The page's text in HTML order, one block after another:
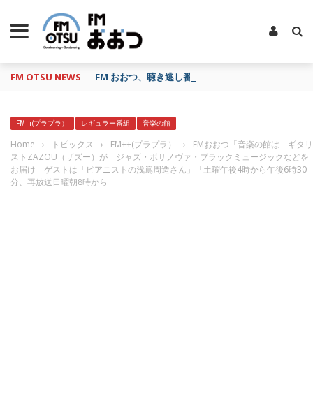
FM OTSU NEWS FM おおつ、聴き逃し番組配信サービス「shelfs」
FM++(プラプラ） レギュラー番組 音楽の館
Home › トピックス › FM++(プラプラ） ›
FMおおつ「音楽の館は ギタリ
ストZAZOU（ザズー）が ジャズ・ボサノヴァ・ブラックミュージックなどを
お届け ゲストは「ピアニストの浅嶌周造さん」「土曜午後4時から午後6時30
分、再放送日曜朝8時から